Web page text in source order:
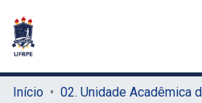
Início